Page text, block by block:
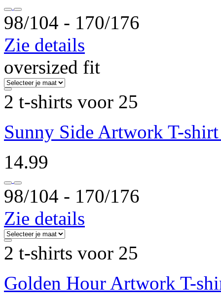
98/104 ‐ 170/176
Zie details
oversized fit
2 t-shirts voor 25
Sunny Side Artwork T-shirt
14.99
98/104 ‐ 170/176
Zie details
2 t-shirts voor 25
Golden Hour Artwork T-